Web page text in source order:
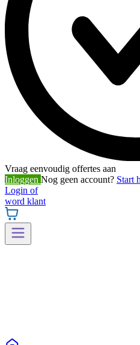
Vraag eenvoudig offertes aan
Inloggen Nog geen account? Start
Login of
word klant